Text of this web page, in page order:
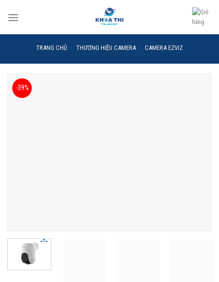
TRANG CHỦ / THƯƠNG HIỆU CAMERA / CAMERA EZVIZ
-39%